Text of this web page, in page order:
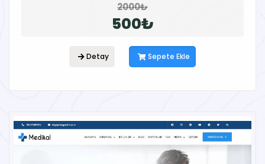
2000₺
500₺
Detay Sepete Ekle